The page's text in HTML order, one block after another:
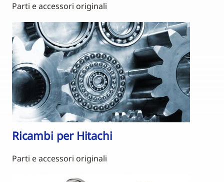
Parti e accessori originali
Ricambi per Hitachi
Parti e accessori originali